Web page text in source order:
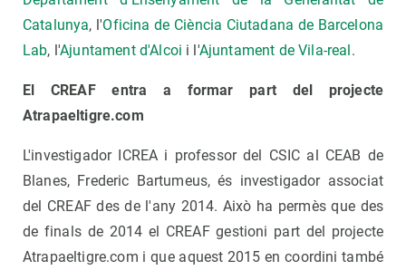
Catalunya, l'Oficina de Ciència Ciutadana de Barcelona
Lab, l'Ajuntament d'Alcoi i l'Ajuntament de Vila-real.
El CREAF entra a formar part del projecte
Atrapaeltigre.com
L'investigador ICREA i professor del CSIC al CEAB de
Blanes, Frederic Bartumeus, és investigador associat
del CREAF des de l'any 2014. Això ha permès que des
de finals de 2014 el CREAF gestioni part del projecte
Atrapaeltigre.com i que aquest 2015 en coordini també